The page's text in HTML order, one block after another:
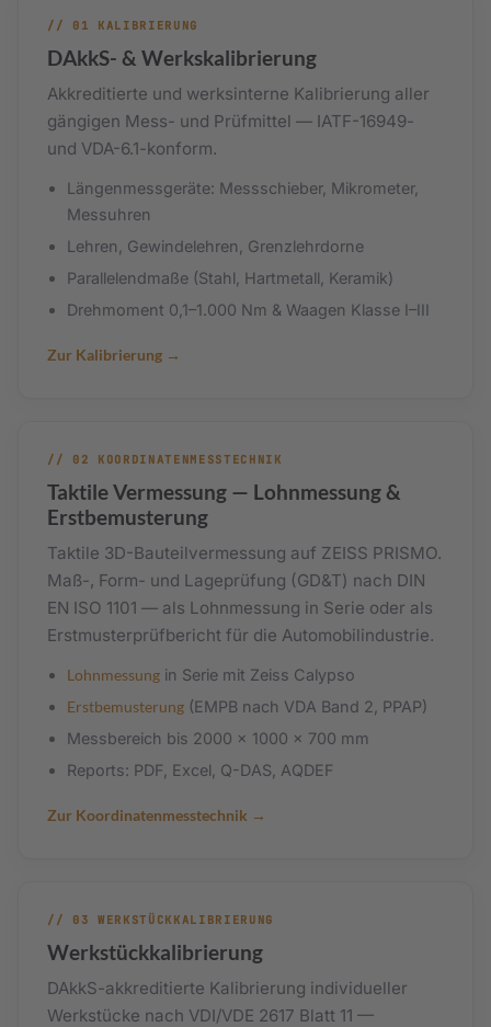
// 01 KALIBRIERUNG
DAkkS- & Werkskalibrierung
Akkreditierte und werksinterne Kalibrierung aller
gängigen Mess- und Prüfmittel — IATF-16949-
und VDA-6.1-konform.
Längenmessgeräte: Messschieber, Mikrometer,
Messuhren
Lehren, Gewindelehren, Grenzlehrdorne
Parallelendmaße (Stahl, Hartmetall, Keramik)
Drehmoment 0,1–1.000 Nm & Waagen Klasse I–III
Zur Kalibrierung
// 02 KOORDINATENMESSTECHNIK
Taktile Vermessung — Lohnmessung &
Erstbemusterung
Taktile 3D-Bauteilvermessung auf ZEISS PRISMO.
Maß-, Form- und Lageprüfung (GD&T) nach DIN
EN ISO 1101 — als Lohnmessung in Serie oder als
Erstmusterprüfbericht für die Automobilindustrie.
Lohnmessung in Serie mit Zeiss Calypso
Erstbemusterung (EMPB nach VDA Band 2, PPAP)
Messbereich bis 2000 × 1000 × 700 mm
Reports: PDF, Excel, Q-DAS, AQDEF
Zur Koordinatenmesstechnik
// 03 WERKSTÜCKKALIBRIERUNG
Werkstückkalibrierung
DAkkS-akkreditierte Kalibrierung individueller
Werkstücke nach VDI/VDE 2617 Blatt 11 —